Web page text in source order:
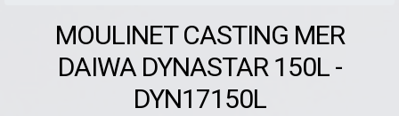
MOULINET CASTING MER
DAIWA DYNASTAR 150L -
DYN17150L